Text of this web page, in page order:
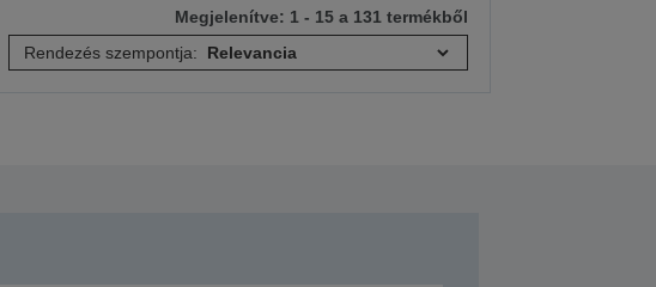
Megjelenítve: 1 - 15 a 131 termékből
Rendezés szempontja: